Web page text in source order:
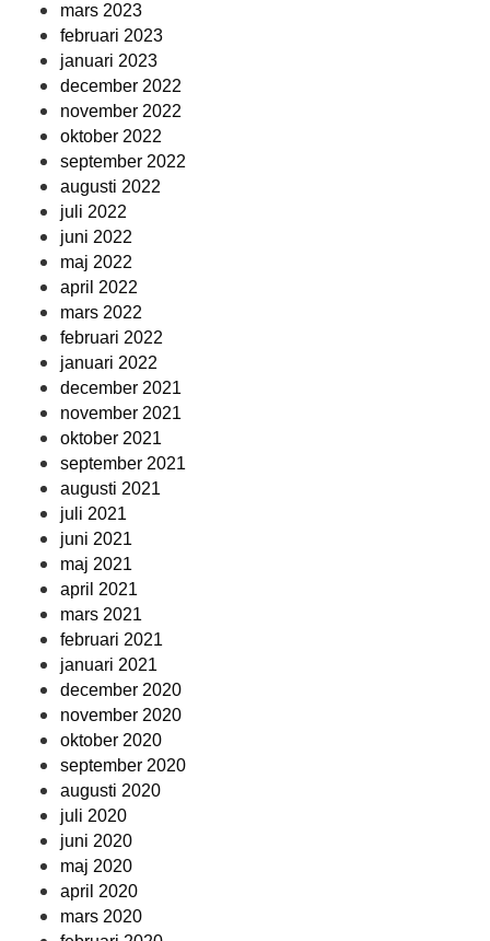
mars 2023
februari 2023
januari 2023
december 2022
november 2022
oktober 2022
september 2022
augusti 2022
juli 2022
juni 2022
maj 2022
april 2022
mars 2022
februari 2022
januari 2022
december 2021
november 2021
oktober 2021
september 2021
augusti 2021
juli 2021
juni 2021
maj 2021
april 2021
mars 2021
februari 2021
januari 2021
december 2020
november 2020
oktober 2020
september 2020
augusti 2020
juli 2020
juni 2020
maj 2020
april 2020
mars 2020